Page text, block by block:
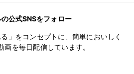
公式SNSをフォロー
」をコンセプトに、簡単においしく
画を毎日配信しています。